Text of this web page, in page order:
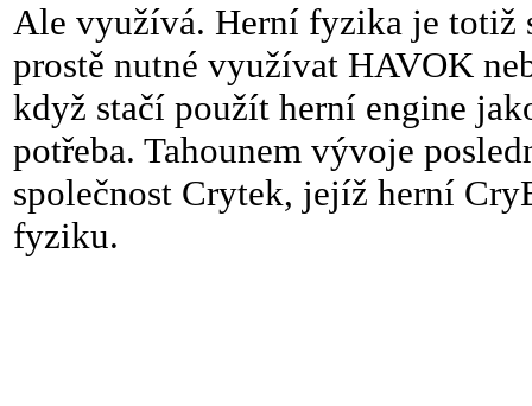
Ale využívá. Herní fyzika je totiž
prostě nutné využívat HAVOK
když stačí použít herní engine
potřeba. Tahounem vývoje
společnost Crytek, jejíž herní
fyziku.